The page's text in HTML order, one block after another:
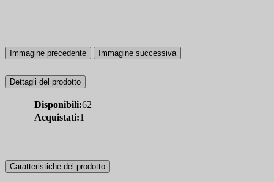
Immagine precedente Immagine successiva
Dettagli del prodotto
Disponibili:62
Acquistati:1
Caratteristiche del prodotto